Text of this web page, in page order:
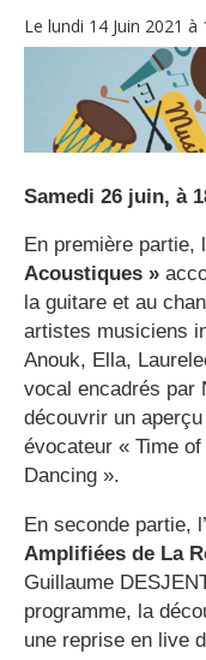
Le lundi 14 Juin 2021 à
Samedi 26 juin, à
En première partie,
Acoustiques »
la guitare et au
artistes musiciens
Anouk, Ella,
vocal encadrés par
découvrir un
évocateur « Time
Dancing ».
En seconde partie,
Amplifiées de La
Guillaume
programme, la
une reprise en live